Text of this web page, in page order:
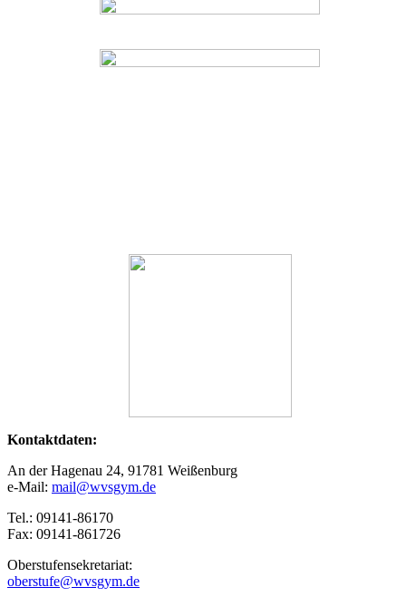
Kontaktdaten:
An der Hagenau 24, 91781 Weißenburg
e-Mail: mail@wvsgym.de
Tel.: 09141-86170
Fax: 09141-861726
Oberstufensekretariat:
oberstufe@wvsgym.de